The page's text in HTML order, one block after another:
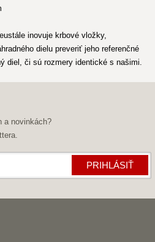
inovuje krbové vložky,
dielu preveriť jeho referenčné
diel, či sú rozmery identické s našimi.
a novinkách?
PRIHLÁSIŤ